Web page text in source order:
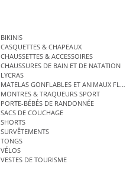
BIKINIS
CASQUETTES & CHAPEAUX
CHAUSSETTES & ACCESSOIRES
CHAUSSURES DE BAIN ET DE NATATION
LYCRAS
MATELAS GONFLABLES ET ANIMAUX
MONTRES & TRAQUEURS SPORT
PORTE-BÉBÉS DE RANDONNÉE
SACS DE COUCHAGE
SHORTS
SURVÊTEMENTS
TONGS
VÉLOS
VESTES DE TOURISME